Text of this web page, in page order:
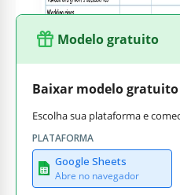
Modelo gratuito
Baixar modelo gratuito
Escolha sua plataforma e
PLATAFORMA
Google Sheets
Abre no navegador